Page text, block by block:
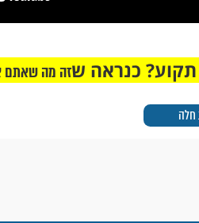
תקוע? כנראה שזה מה שאתם